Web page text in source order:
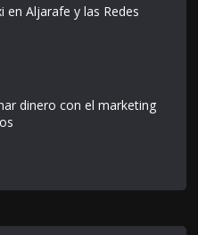
en Aljarafe y las Redes
dinero con el marketing